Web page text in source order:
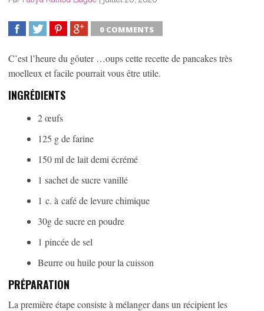
0 COMMENTS
C’est l’heure du gôuter …oups cette recette de pancakes très
moelleux et facile pourrait vous être utile.
INGRÉDIENTS
2 œufs
125 g de farine
150 ml de lait demi écrémé
1 sachet de sucre vanillé
1 c. à café de levure chimique
30g de sucre en poudre
1 pincée de sel
Beurre ou huile pour la cuisson
PRÉPARATION
La première étape consiste à mélanger dans un récipient les